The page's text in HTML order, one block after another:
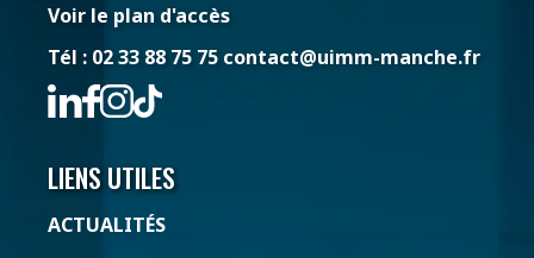
Voir le plan d'accès
Tél : 02 33 88 75 75 contact@uimm-manche.fr
LIENS UTILES
ACTUALITÉS